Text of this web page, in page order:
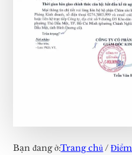
Solina
Vũng
Bạn đang ở:Trang chủ/